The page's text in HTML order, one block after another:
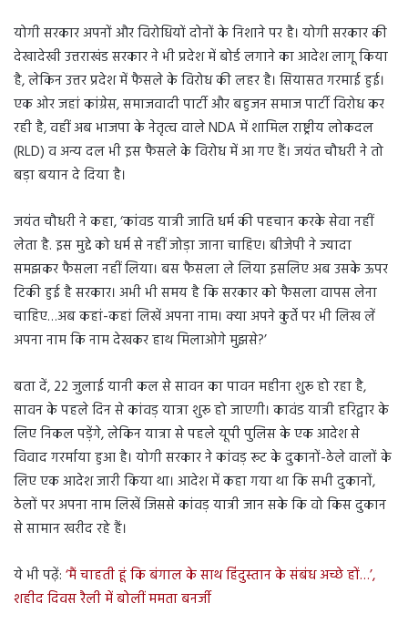
योगी सरकार अपनों और विरोधियों दोनों के निशाने पर है। योगी सरकार की
देखादेखी उत्तराखंड सरकार ने भी प्रदेश में बोर्ड लगाने का आदेश लागू किया
है, लेकिन उत्तर प्रदेश में फैसले के विरोध की लहर है। सियासत गरमाई हुई।
एक ओर जहां कांग्रेस, समाजवादी पार्टी और बहुजन समाज पार्टी विरोध कर
रही है, वहीं अब भाजपा के नेतृत्व वाले NDA में शामिल राष्ट्रीय लोकदल
(RLD) व अन्य दल भी इस फैसले के विरोध में आ गए हैं। जयंत चौधरी ने तो
बड़ा बयान दे दिया है।
जयंत चौधरी ने कहा, ‘कांवड यात्री जाति धर्म की पहचान करके सेवा नहीं
लेता है. इस मुद्दे को धर्म से नहीं जोड़ा जाना चाहिए। बीजेपी ने ज्यादा
समझकर फैसला नहीं लिया। बस फैसला ले लिया इसलिए अब उसके ऊपर
टिकी हुई है सरकार। अभी भी समय है कि सरकार को फैसला वापस लेना
चाहिए…अब कहां-कहां लिखें अपना नाम। क्या अपने कुर्ते पर भी लिख लें
अपना नाम कि नाम देखकर हाथ मिलाओगे मुझसे?’
बता दें, 22 जुलाई यानी कल से सावन का पावन महीना शुरू हो रहा है,
सावन के पहले दिन से कांवड़ यात्रा शुरू हो जाएगी। कावंड यात्री हरिद्वार के
लिए निकल पड़ेंगे, लेकिन यात्रा से पहले यूपी पुलिस के एक आदेश से
विवाद गरर्माया हुआ है। योगी सरकार ने कांवड़ रूट के दुकानों-ठेले वालों के
लिए एक आदेश जारी किया था। आदेश में कहा गया था कि सभी दुकानों,
ठेलों पर अपना नाम लिखें जिससे कांवड़ यात्री जान सके कि वो किस दुकान
से सामान खरीद रहे हैं।
ये भी पढ़ें: ‘मैं चाहती हूं कि बंगाल के साथ हिंदुस्तान के संबंध अच्छे हों…’,
शहीद दिवस रैली में बोलीं ममता बनर्जी